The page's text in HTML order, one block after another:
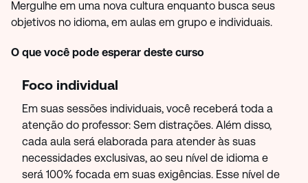
Mergulhe em uma nova cultura enquanto busca seus
objetivos no idioma, em aulas em grupo e individuais.
O que você pode esperar deste curso
Foco individual
Em suas sessões individuais, você receberá toda a
atenção do professor: Sem distrações. Além disso,
cada aula será elaborada para atender às suas
necessidades exclusivas, ao seu nível de idioma e
será 100% focada em suas exigências. Esse nível de